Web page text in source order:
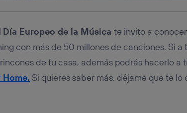
Día Europeo de la Música te invito a conocer
con más de 50 millones de canciones. Si
de tu casa, además podrás hacerlo a
Si quieres saber más, déjame que te